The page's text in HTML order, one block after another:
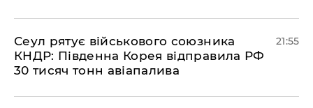
​Сеул рятує військового союзника
КНДР: Південна Корея відправила РФ
30 тисяч тонн авіапалива
21:55